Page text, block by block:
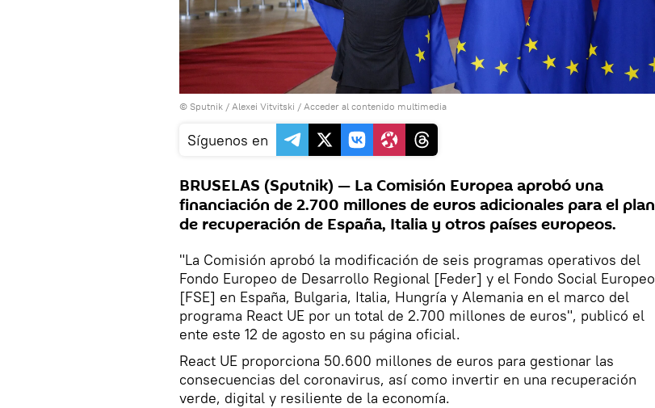
© Sputnik / Alexei Vitvitski / Acceder al contenido multimedia
Síguenos en
BRUSELAS (Sputnik) — La Comisión Europea aprobó una
financiación de 2.700 millones de euros adicionales para el plan
de recuperación de España, Italia y otros países europeos.
"La Comisión aprobó la modificación de seis programas operativos del
Fondo Europeo de Desarrollo Regional [Feder] y el Fondo Social Europeo
[FSE] en España, Bulgaria, Italia, Hungría y Alemania en el marco del
programa React UE por un total de 2.700 millones de euros", publicó el
ente este 12 de agosto en su página oficial.
React UE proporciona 50.600 millones de euros para gestionar las
consecuencias del coronavirus, así como invertir en una recuperación
verde, digital y resiliente de la economía.